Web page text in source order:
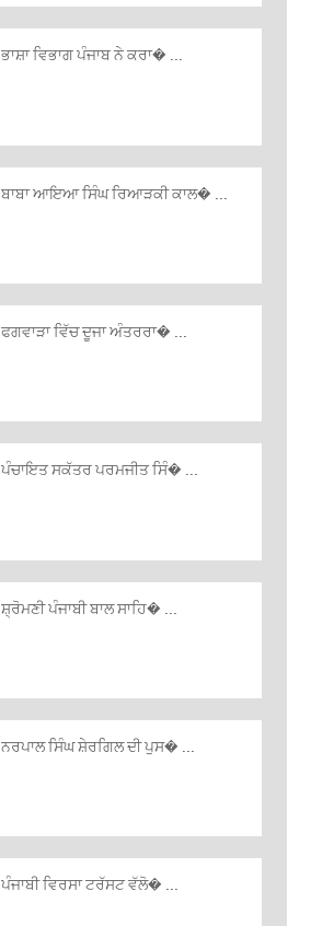
ਭਾਸ਼ਾ ਵਿਭਾਗ ਪੰਜਾਬ ਨੇ ਕਰਾ� ...
ਬਾਬਾ ਆਇਆ ਸਿੰਘ ਰਿਆੜਕੀ ਕਾਲ� ...
ਫਗਵਾੜਾ ਵਿੱਚ ਦੂਜਾ ਅੰਤਰਰਾ� ...
ਪੰਚਾਇਤ ਸਕੱਤਰ ਪਰਮਜੀਤ ਸਿੰ� ...
ਸ਼੍ਰੋਮਣੀ ਪੰਜਾਬੀ ਬਾਲ ਸਾਹਿ� ...
ਨਰਪਾਲ ਸਿੰਘ ਸ਼ੇਰਗਿਲ ਦੀ ਪੁਸ� ...
ਪੰਜਾਬੀ ਵਿਰਸਾ ਟਰੱਸਟ ਵੱਲੋ� ...